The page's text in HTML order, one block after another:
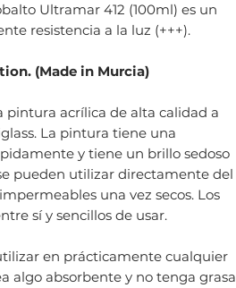
Ultramar 412 (100ml) es un
resistencia a la luz (+++).
(Made in Murcia)
pintura acrílica de alta calidad a
La pintura tiene una
y tiene un brillo sedoso
pueden utilizar directamente del
una vez secos. Los
sí y sencillos de usar.
en prácticamente cualquier
algo absorbente y no tenga grasa